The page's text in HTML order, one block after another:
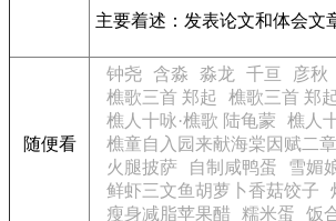
主要着述：发表论文和体会文
随便看
钟尧 含淼 淼龙 千亘 彦秋
樵歌三首 郑起
樵歌三首 郑
樵人十咏·樵歌 陆龟蒙
樵人
樵童自入园来献海棠因赋二
火腿披萨
自制咸鸭蛋 雪媚
鲜虾三文鱼胡萝卜香菇饺子
瘦身减脂苹果醋
糯米蛋 饭